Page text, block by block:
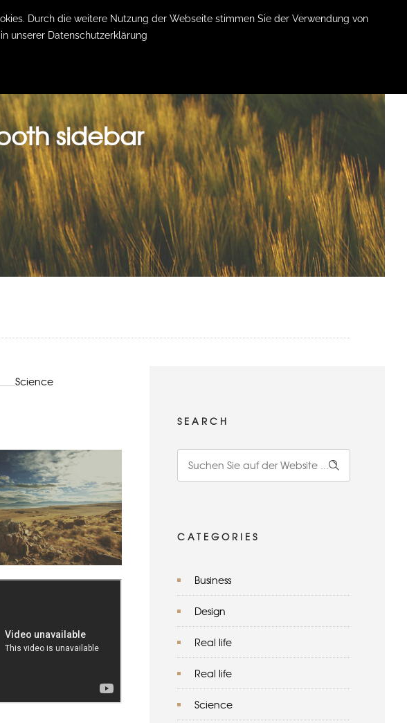
sidebar
Science
SEARCH
CATEGORIES
Business
Design
Real life
Real life
Science
Durch die weitere Nutzung der Webseite stimmen Sie der Verwendung von
unserer Datenschutzerklärung